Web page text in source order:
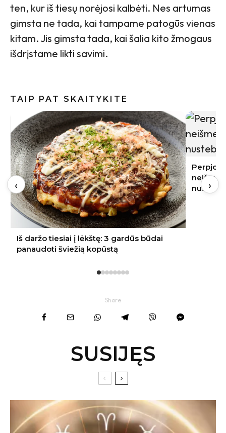
ten, kur iš tiesų norėjosi kalbėti. Nes artumas
gimsta ne tada, kai tampame patogūs vienas
kitam. Jis gimsta tada, kai šalia kito žmogaus
išdrįstame likti savimi.
TAIP PAT SKAITYKITE
Perpjovė nesaldų arbūzą, bet jo
neišmetė: į stiklainį sudėtas vaisius
nustebino skoniu
Vilniaus
Sonata
‹ ›
Share
SUSIJĘS